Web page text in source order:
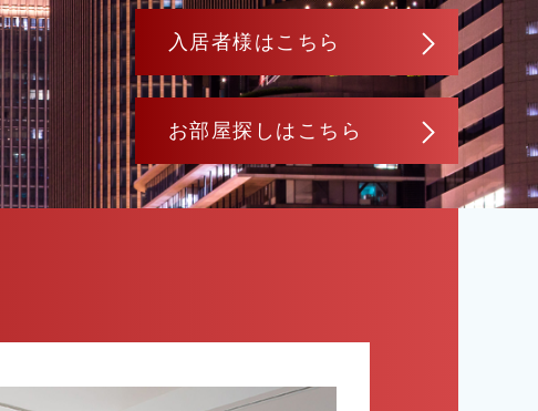
お部屋探しはこちら
入居者様はこちら